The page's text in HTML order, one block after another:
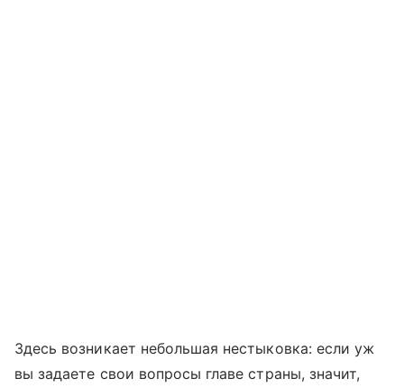
Здесь возникает небольшая нестыковка: если уж
вы задаете свои вопросы главе страны, значит,